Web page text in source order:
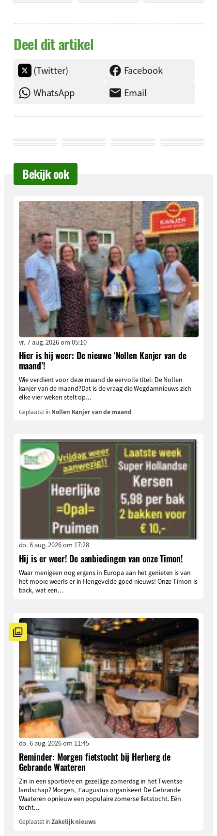
Deel dit artikel
(Twitter)
Facebook
WhatsApp
Email
Bekijk ook
vr. 7 aug. 2026 om 05:10
Hier is hij weer: De nieuwe ‘Nollen Kanjer van de
maand’!
Wie verdient voor deze maand de eervolle titel: De Nollen
kanjer van de maand?Dat is de vraag die Wegdamnieuws zich
elke vier weken stelt op...
Geplaatst in Nollen Kanjer van de maand
do. 6 aug. 2026 om 17:28
Hij is er weer! De aanbiedingen van onze Timon!
Waar menigeen nog ergens in Europa aan het genieten is van
het mooie weerIs er in Hengevelde goed nieuws! Onze Timon is
back, wat een...
do. 6 aug. 2026 om 11:45
Reminder: Morgen fietstocht bij Herberg de
Gebrande Waateren
Zin in een sportieve en gezellige zomerdag in het Twentse
landschap? Morgen, 7 augustus organiseert De Gebrande
Waateren opnieuw een populaire zomerse fietstocht. Eén
tocht...
Geplaatst inZakelijk nieuws